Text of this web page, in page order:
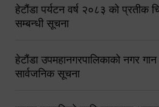
हेटौंडा पर्यटन वर्ष २०८३ को प्रतीक
सम्बन्धी सूचना
हेटौंडा उपमहानगरपालिकाको नगर गान
सार्वजनिक सूचना